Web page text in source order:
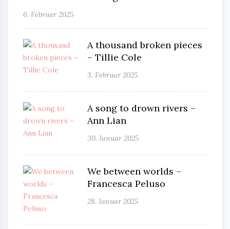
6. Februar 2025
A thousand broken pieces
– Tillie Cole
3. Februar 2025
A song to drown rivers –
Ann Lian
30. Januar 2025
We between worlds –
Francesca Peluso
28. Januar 2025